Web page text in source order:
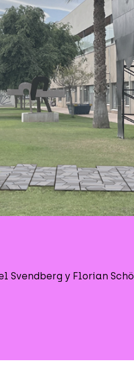
Svendberg y Florian